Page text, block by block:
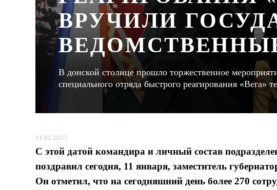
ВРУЧИЛИ
В донской столице прошло торжественное
специального отряда быстрого реагирования «Вега»
11.01.2023
С этой датой командира и личный состав
поздравил сегодня, 11 января, заместитель
Он отметил, что на сегодняшний день более 270